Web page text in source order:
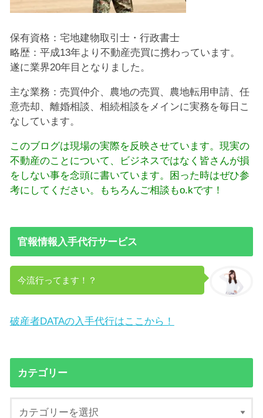
保有資格：宅地建物取引士・行政書士
略歴：平成13年より不動産売買に携わっています。
遂に業界20年目となりました。
主な業務：売買仲介、農地の売買、農地転用申請、任
意売却、離婚相談、相続相談をメインに実務を毎日こ
なしています。
このブログは現場の実際を反映させています。現実の
不動産のことについて、ビジネスではなく皆さんが損
をしない事を念頭に書いています。困った時はぜひ参
考にしてください。もちろんご相談もo.kです！
官報情報入手代行サービス
今流行ってます！？
破産者DATAの入手代行はここから！
カテゴリー